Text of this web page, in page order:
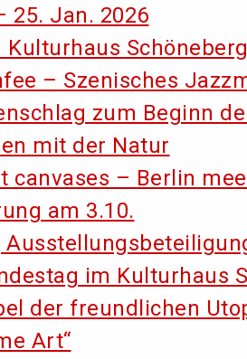
25. Jan. 2026
Schöneberg
– Szenisches
zum Beginn
mit der Natur
canvases – Berlin
am 3.10.
im Kulturhaus
der freundlichen
Art“